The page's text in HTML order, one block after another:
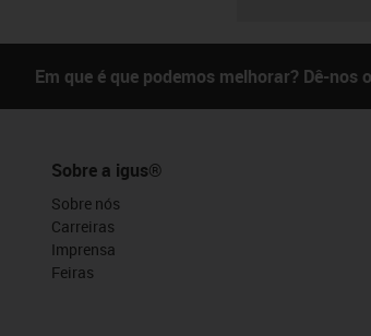
Em que é que podemos melhorar? Dê-nos
Sobre a igus®
Sobre nós
Carreiras
Imprensa
Feiras